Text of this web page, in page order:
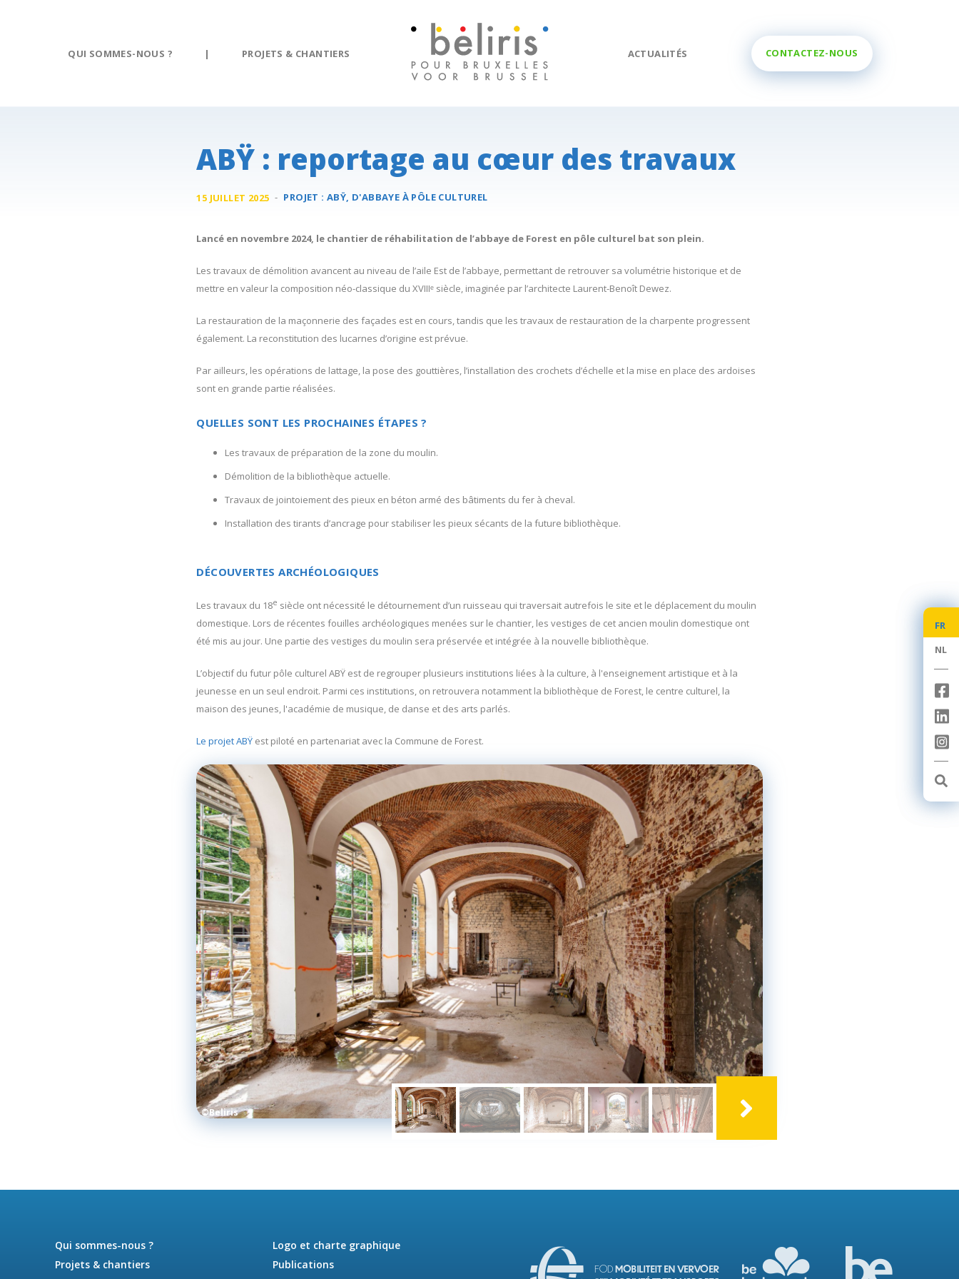
FR
NL
QUI SOMMES-NOUS ? | PROJETS & CHANTIERS ACTUALITÉS CONTACTEZ-NOUS
FR
NL
ABŸ : reportage au cœur des travaux
15 JUILLET 2025 - PROJET : ABŸ, D'ABBAYE À PÔLE CULTUREL
Lancé en novembre 2024, le chantier de réhabilitation de l’abbaye de Forest en pôle culturel bat son plein.
Les travaux de démolition avancent au niveau de l’aile Est de l’abbaye, permettant de retrouver sa volumétrie historique et de
mettre en valeur la composition néo-classique du XVIIIᵉ siècle, imaginée par l’architecte Laurent-Benoît Dewez.
La restauration de la maçonnerie des façades est en cours, tandis que les travaux de restauration de la charpente progressent
également. La reconstitution des lucarnes d’origine est prévue.
Par ailleurs, les opérations de lattage, la pose des gouttières, l’installation des crochets d’échelle et la mise en place des ardoises
sont en grande partie réalisées.
QUELLES SONT LES PROCHAINES ÉTAPES ?
Les travaux de préparation de la zone du moulin.
Démolition de la bibliothèque actuelle.
Travaux de jointoiement des pieux en béton armé des bâtiments du fer à cheval.
Installation des tirants d’ancrage pour stabiliser les pieux sécants de la future bibliothèque.
DÉCOUVERTES ARCHÉOLOGIQUES
Les travaux du 18e siècle ont nécessité le détournement d’un ruisseau qui traversait autrefois le site et le déplacement du moulin
domestique. Lors de récentes fouilles archéologiques menées sur le chantier, les vestiges de cet ancien moulin domestique ont
été mis au jour. Une partie des vestiges du moulin sera préservée et intégrée à la nouvelle bibliothèque.
L’objectif du futur pôle culturel ABŸ est de regrouper plusieurs institutions liées à la culture, à l'enseignement artistique et à la
jeunesse en un seul endroit. Parmi ces institutions, on retrouvera notamment la bibliothèque de Forest, le centre culturel, la
maison des jeunes, l'académie de musique, de danse et des arts parlés.
Le projet ABŸ est piloté en partenariat avec la Commune de Forest.
©Beliris
Qui sommes-nous ?
Projets & chantiers
Logo et charte graphique
Publications